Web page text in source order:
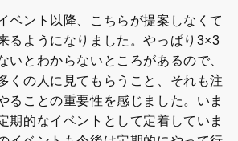
ベント以降、こちらが提案しなくて
るようになりました。やっぱり3×3
いとわからないところがあるので、
くの人に見てもらうこと、それも注
ることの重要性を感じました。いま
期的なイベントとして定着していま